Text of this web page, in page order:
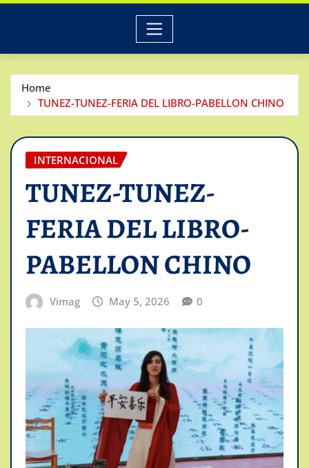
Home
TUNEZ-TUNEZ-FERIA DEL LIBRO-PABELLON CHINO
INTERNACIONAL
TUNEZ-TUNEZ-
FERIA DEL LIBRO-
PABELLON CHINO
Vimag May 5, 2026 0